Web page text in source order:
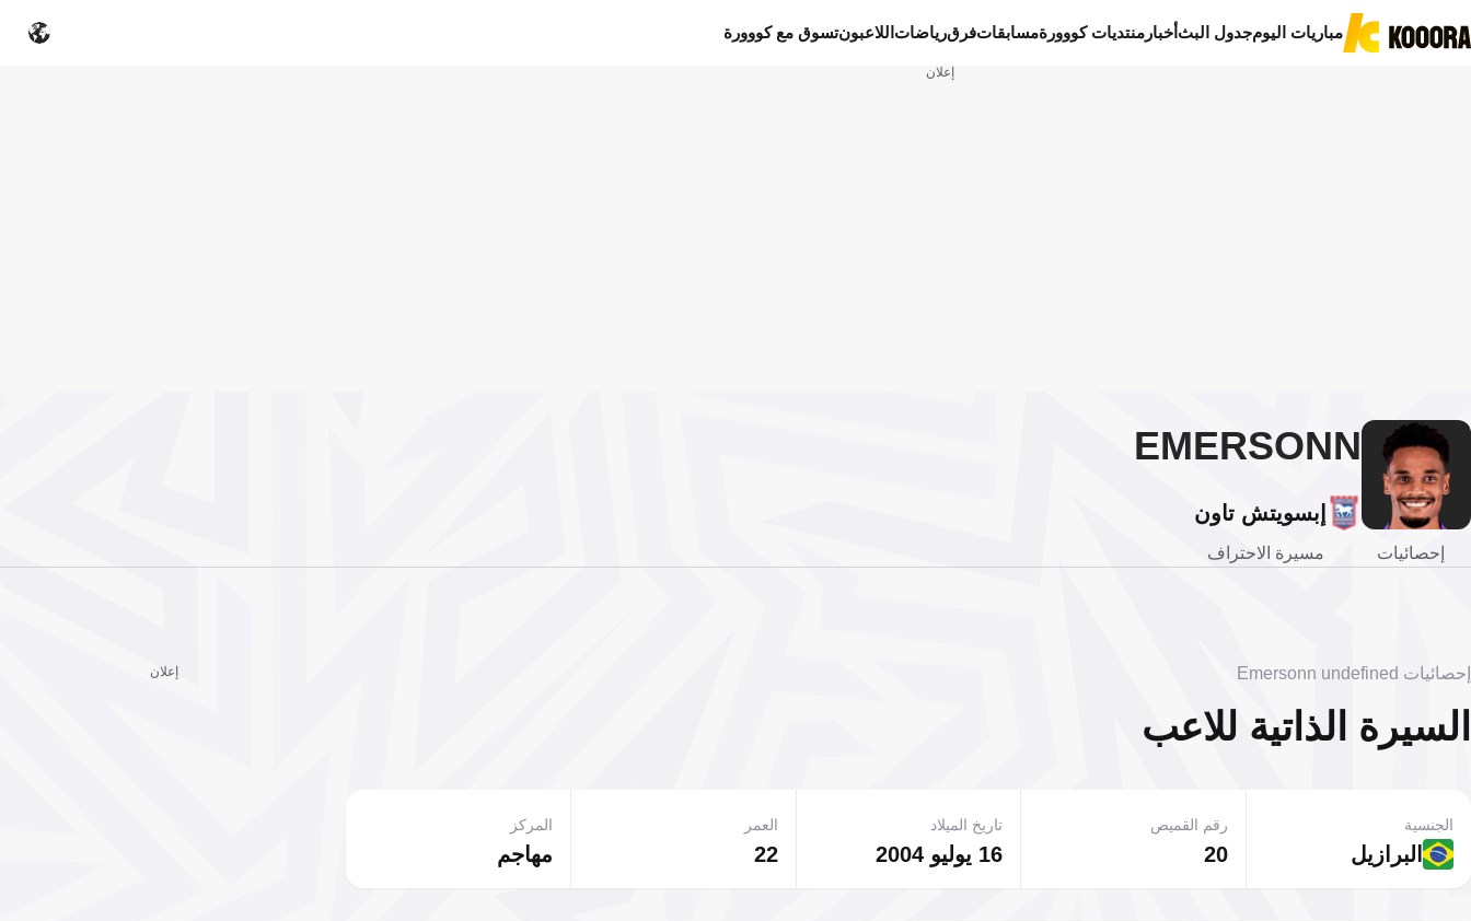
مباريات اليومجدول البثأخبار منتديات كووورةمسابقاتفرقرياضات اللاعبونتسوق مع كووورة
إعلان
EMERSONN
إبسويتش تاون
إحصائيات مسيرة الاحتراف
إحصائيات Emersonn undefined
السيرة الذاتية للاعب
البرازيل
الجنسية
20
رقم القميص
16 يوليو 2004
تاريخ الميلاد
22
العمر
مهاجم
المركز
إعلان